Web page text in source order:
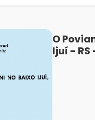
O
Ijuí - RS